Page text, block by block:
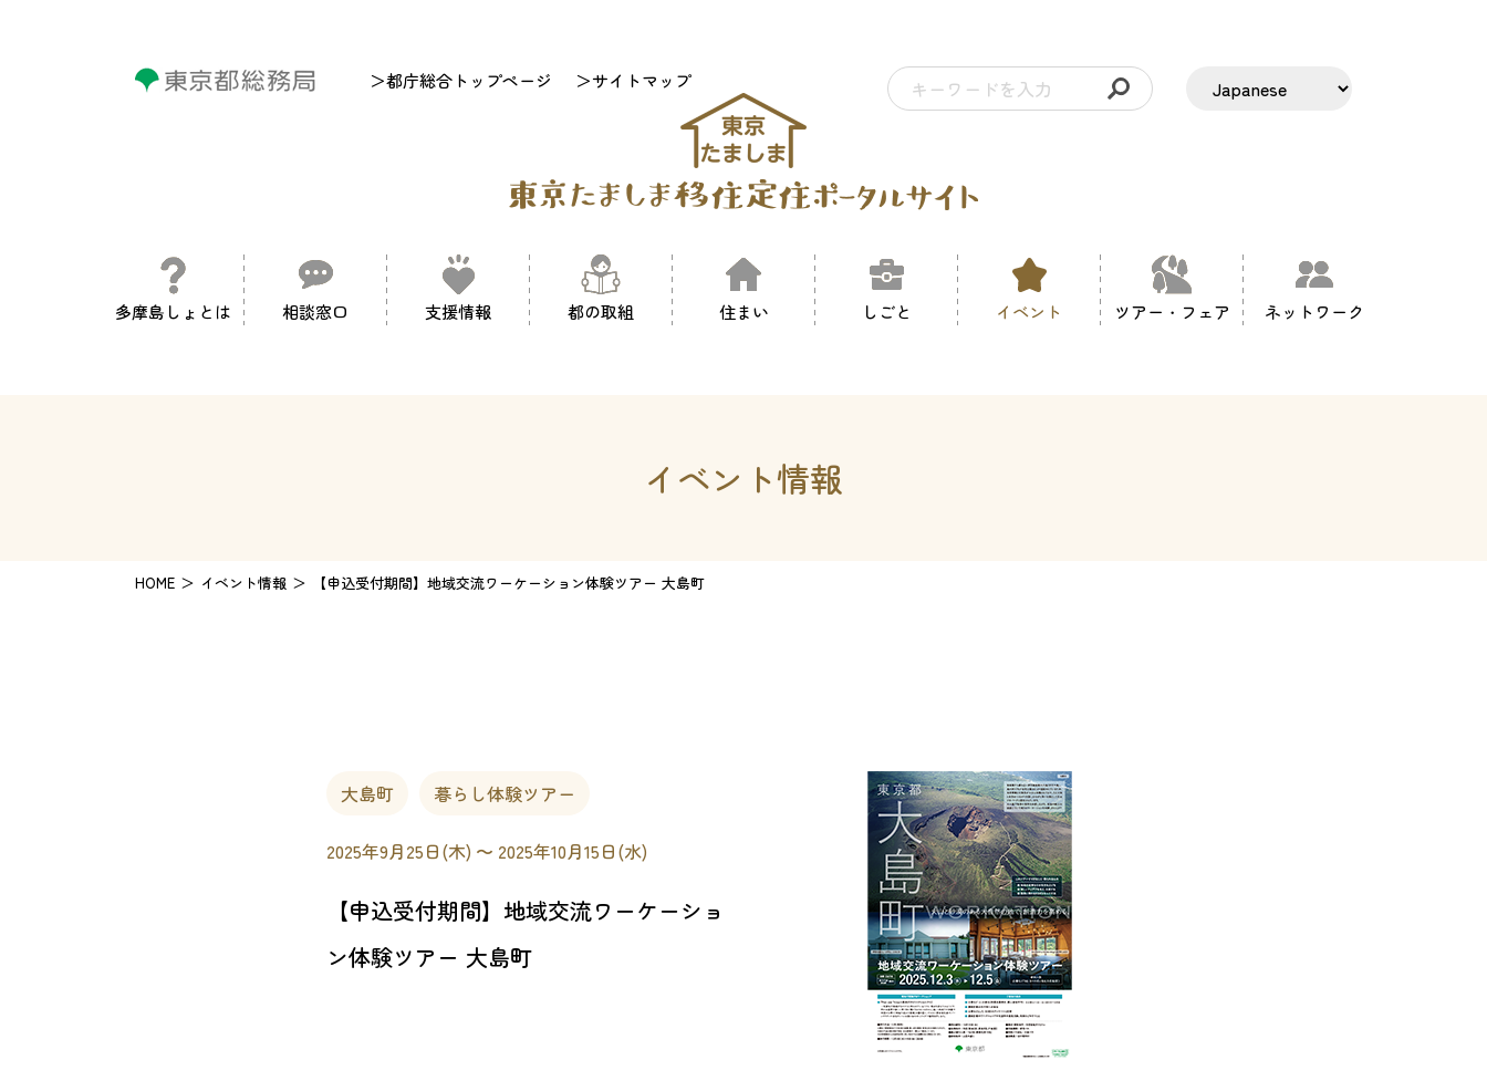
＞都庁総合トップページ ＞サイトマップ
多摩島しょとは 相談窓口 支援情報 都の取組 住まい しごと イベント ツアー・フェア ネットワーク
イベント情報
HOME イベント情報 【申込受付期間】地域交流ワーケーション体験ツアー 大島町
大島町 暮らし体験ツアー
2025年9月25日(木) 〜 2025年10月15日(水)
【申込受付期間】地域交流ワーケーショ
ン体験ツアー 大島町